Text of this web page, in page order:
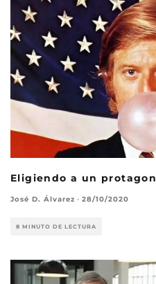
Eligiendo a un
José D. Álvarez · 28/10/2020
8 MINUTO DE LECTURA